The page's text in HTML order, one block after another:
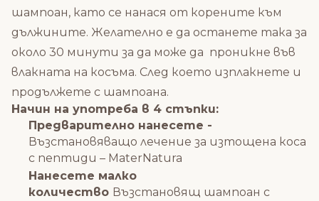
шампоан, като се нанася от корените към
дължините. Желателно е да останете така за
около 30 минути за да може да проникне във
влакната на косъма. След което изплакнете и
продължете с шампоана.
Начин на употреба в 4 стъпки:
Предварително нанесете -
Възстановяващо лечение за изтощена коса
с пептиди – MaterNatura
Нанесете малко
количество Възстановящ шампоан с